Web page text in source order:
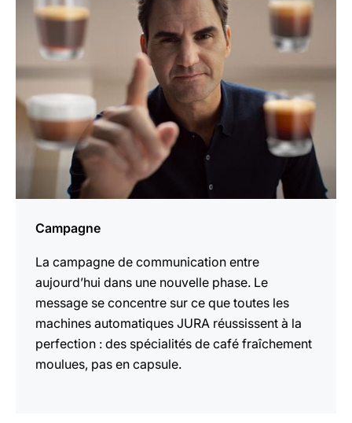
Campagne
La campagne de communication entre
aujourd’hui dans une nouvelle phase. Le
message se concentre sur ce que toutes les
machines automatiques JURA réussissent à la
perfection : des spécialités de café fraîchement
moulues, pas en capsule.
plus